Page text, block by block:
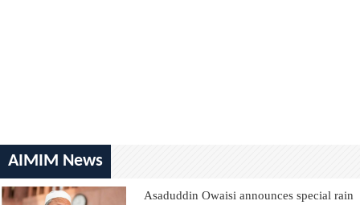
AIMIM News
Asaduddin Owaisi announces special rain